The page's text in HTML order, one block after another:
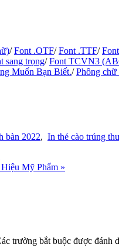
/Font .OTF/Font .TTF/
sang trọng/Font TCVN3
Muốn Bạn Biết./Phông chữ
bàn 2022, In thẻ cào trúng
Mỹ Phẩm »
trường bắt buộc được đánh